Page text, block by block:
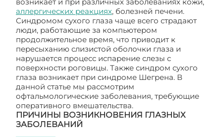
аллергических реакциях, болезней печени.
Синдромом сухого глаза чаще всего страдают
люди, работающие за компьютером
продолжительное время, что приводит к
пересыханию слизистой оболочки глаза и
нарушается процесс испарение слезы с
поверхности роговицы. Также синдром сухого
глаза возникает при синдроме Шегрена. В
данной статье мы рассмотрим
офтальмологические заболевания, требующие
оперативного вмешательства.
ПРИЧИНЫ ВОЗНИКНОВЕНИЯ ГЛАЗНЫХ
ЗАБОЛЕВАНИЙ